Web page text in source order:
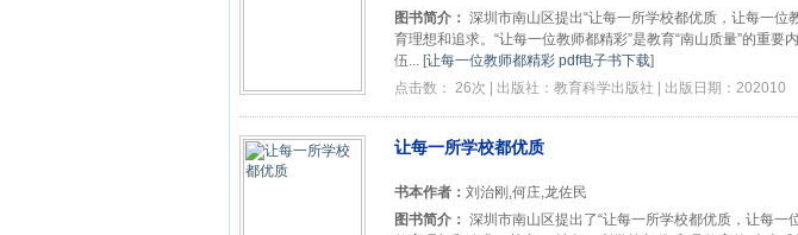
图书简介： 深圳市南山区提出“让每一所学校都优质，让每一位
育理想和追求。“让每一位教师都精彩”是教育“南山质量”的重要
伍... [让每一位教师都精彩 pdf电子书下载]
点击数： 26次 | 出版社：教育科学出版社 | 出版日期：202010
让每一所学校都优质
书本作者： 刘治刚,何庄,龙佐民
图书简介： 深圳市南山区提出了“让每一所学校都优质，让每一